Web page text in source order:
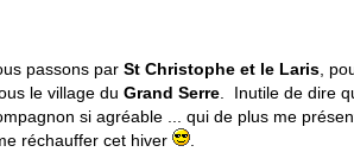
passons par St Christophe et le Laris ,
le village du Grand Serre . Inutile de dire
si agréable ... qui de plus me
réchauffer cet hiver